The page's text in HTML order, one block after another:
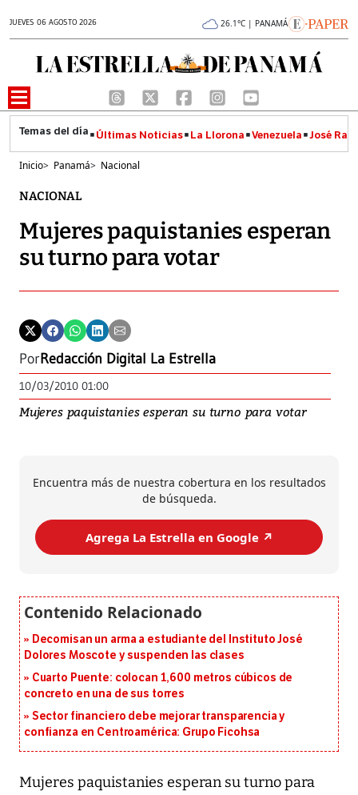
JUEVES 06 AGOSTO 2026 26.1°C | PANAMÁ
Últimas Noticias La Llorona Venezuela José
Inicio> Panamá> Nacional
NACIONAL
Mujeres paquistanies esperan
su turno para votar
PorRedacción Digital La Estrella
10/03/2010 01:00
Mujeres paquistanies esperan su turno para votar
Encuentra más de nuestra cobertura en los resultados
de búsqueda.
Agrega La Estrella en Google ↗️
Decomisan un arma a estudiante del Instituto José
Dolores Moscote y suspenden las clases
Cuarto Puente: colocan 1,600 metros cúbicos de
concreto en una de sus torres
Sector financiero debe mejorar transparencia y
confianza en Centroamérica: Grupo Ficohsa
Mujeres paquistanies esperan su turno para